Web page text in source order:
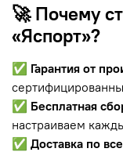
🚀 Почему
«Яспорт»?
✅ Гарантия от
✅ Бесплатная
настраиваем
✅ Доставка по